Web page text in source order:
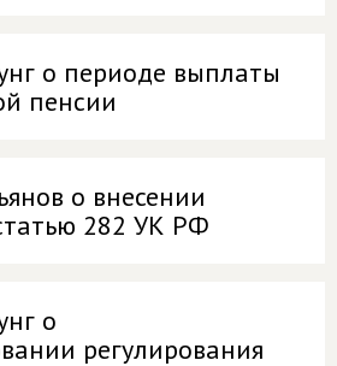
о периоде выплаты
пенсии
о внесении
282 УК РФ
о
регулирования